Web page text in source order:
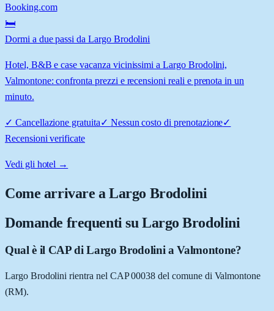
Booking.com
🛏️
Dormi a due passi da Largo Brodolini
Hotel, B&B e case vacanza vicinissimi a Largo Brodolini,
Valmontone: confronta prezzi e recensioni reali e prenota in un
minuto.
✓ Cancellazione gratuita✓ Nessun costo di prenotazione✓
Recensioni verificate
Vedi gli hotel →
Come arrivare aLargo Brodolini
Domande frequenti su Largo Brodolini
Qual è il CAP di Largo Brodolini a Valmontone?
Largo Brodolini rientra nel CAP 00038 del comune di Valmontone
(RM).